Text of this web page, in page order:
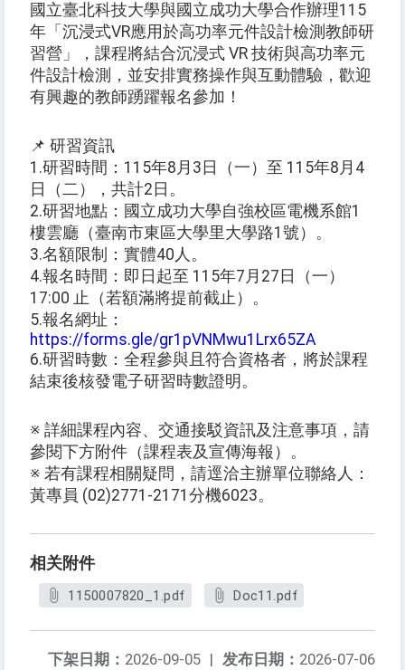
國立臺北科技大學與國立成功大學合作辦理115
年「沉浸式VR應用於高功率元件設計檢測教師研
習營」，課程將結合沉浸式 VR 技術與高功率元
件設計檢測，並安排實務操作與互動體驗，歡迎
有興趣的教師踴躍報名參加！
📌 研習資訊
1.研習時間：115年8月3日（一）至 115年8月4
日（二），共計2日。
2.研習地點：國立成功大學自強校區電機系館1
樓雲廳（臺南市東區大學里大學路1號）。
3.名額限制：實體40人。
4.報名時間：即日起至 115年7月27日（一）
17:00 止（若額滿將提前截止）。
5.報名網址：
https://forms.gle/gr1pVNMwu1Lrx65ZA
6.研習時數：全程參與且符合資格者，將於課程
結束後核發電子研習時數證明。
※ 詳細課程內容、交通接駁資訊及注意事項，請
參閱下方附件（課程表及宣傳海報）。
※ 若有課程相關疑問，請逕洽主辦單位聯絡人：
黃專員 (02)2771-2171分機6023。
相关附件
1150007820_1.pdf Doc11.pdf
发布日期： 2026-07-06
下架日期： 2026-09-05 |